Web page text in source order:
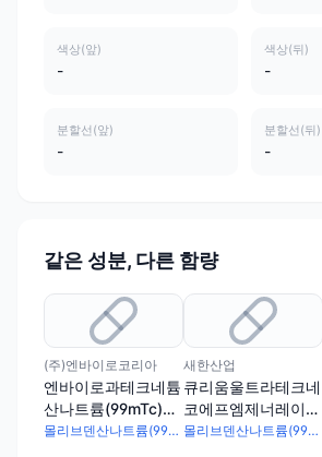
색상(앞)
-
색상(뒤)
-
분할선(앞)
-
분할선(뒤)
-
같은 성분, 다른 함량
(주)엔바이로코리아
엔바이로과테크네튬
산나트륨(99mTc)주
사액제너레이터
몰리브덴산나트륨(99Mo)액
새한산업
큐리움울트라테크네
코에프엠제너레이터
(과테크네튬산나트몰리브덴산나트륨(99Mo)액